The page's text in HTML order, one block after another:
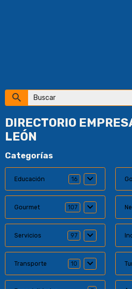
DIRECTORIO
LEÓN
Categorías
Educación 16
Gourmet 107
Servicios 97
Transporte 10